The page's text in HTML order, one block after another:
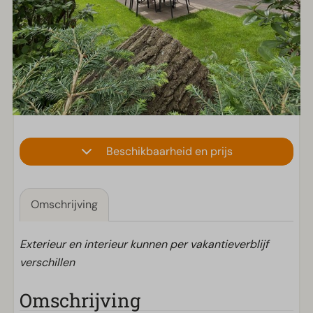
Beschikbaarheid en prijs
Omschrijving
Exterieur en interieur kunnen per vakantieverblijf
verschillen
Omschrijving